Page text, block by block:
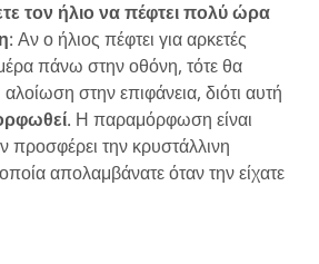
τον ήλιο να πέφτει πολύ ώρα
: Αν ο ήλιος πέφτει για αρκετές
πάνω στην οθόνη, τότε θα
στην επιφάνεια, διότι αυτή
. Η παραμόρφωση είναι
προσφέρει την κρυστάλλινη
απολαμβάνατε όταν την είχατε